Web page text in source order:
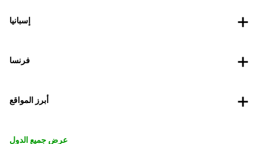
إسبانيا
فرنسا
أبرز المواقع
عرض جميع الدول